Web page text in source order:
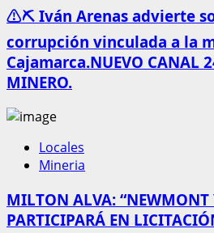
⚠️⛏️ Iván Arenas advierte
corrupción vinculada a la
Cajamarca.NUEVO CANAL
MINERO.
Locales
Mineria
MILTON ALVA: “NEWMONT
PARTICIPARÁ EN